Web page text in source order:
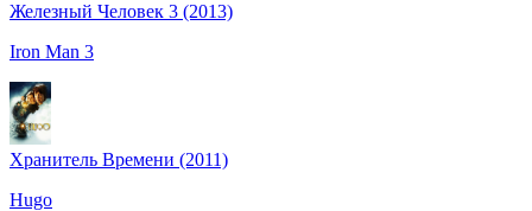
Железный Человек 3 (2013)
Iron Man 3
Хранитель Времени (2011)
Hugo